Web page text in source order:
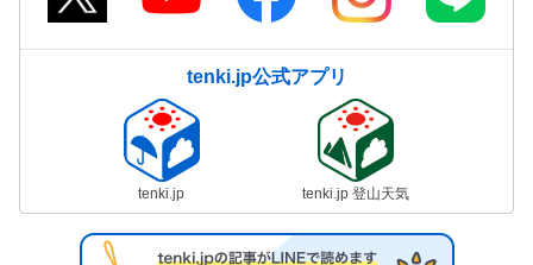
tenki.jp公式アプリ
tenki.jp tenki.jp 登山天気